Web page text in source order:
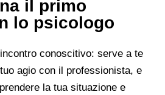
il primo
lo psicologo
conoscitivo: serve a te
agio con il professionista, e
la tua situazione e